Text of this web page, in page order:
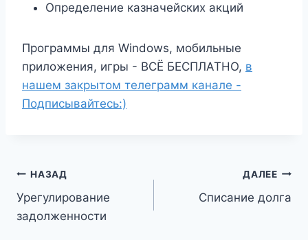
Определение казначейских акций
Программы для Windows, мобильные
приложения, игры - ВСЁ БЕСПЛАТНО, в
нашем закрытом телеграмм канале -
Подписывайтесь:)
Навигация
по
НАЗАД
Урегулирование
задолженности
ДАЛЕЕ
Списание долга